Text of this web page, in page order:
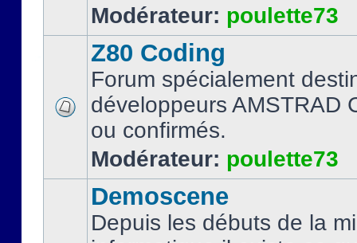
Modérateur: poulette73
Z80 Coding
Forum spécialement
développeurs AMSTRAD
ou confirmés.
Modérateur: poulette73
Demoscene
Depuis les débuts de la